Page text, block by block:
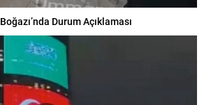
Durum Açıklaması